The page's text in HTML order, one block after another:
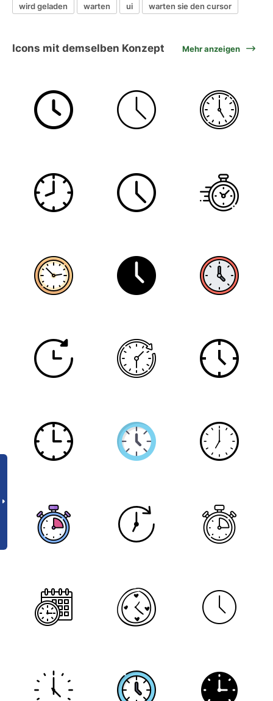
wird geladen
warten ui warten sie den cursor
Icons mit demselben Konzept Mehr anzeigen